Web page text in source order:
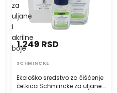
za
uljane
i
akrilne
boje
Ekološko sredstvo za čišćenje
četkica Schmincke za uljane i
1.249 RSD
SCHMINCKE